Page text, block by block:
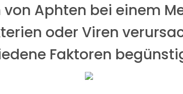
von Aphten bei einem
oder Viren
Faktoren